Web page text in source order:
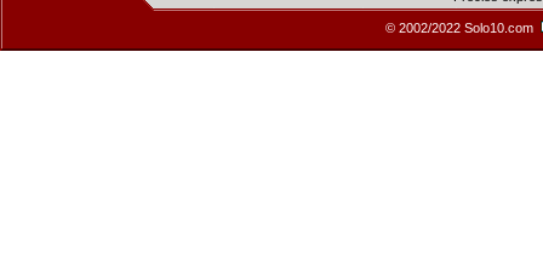
© 2002/2022 Solo10.com